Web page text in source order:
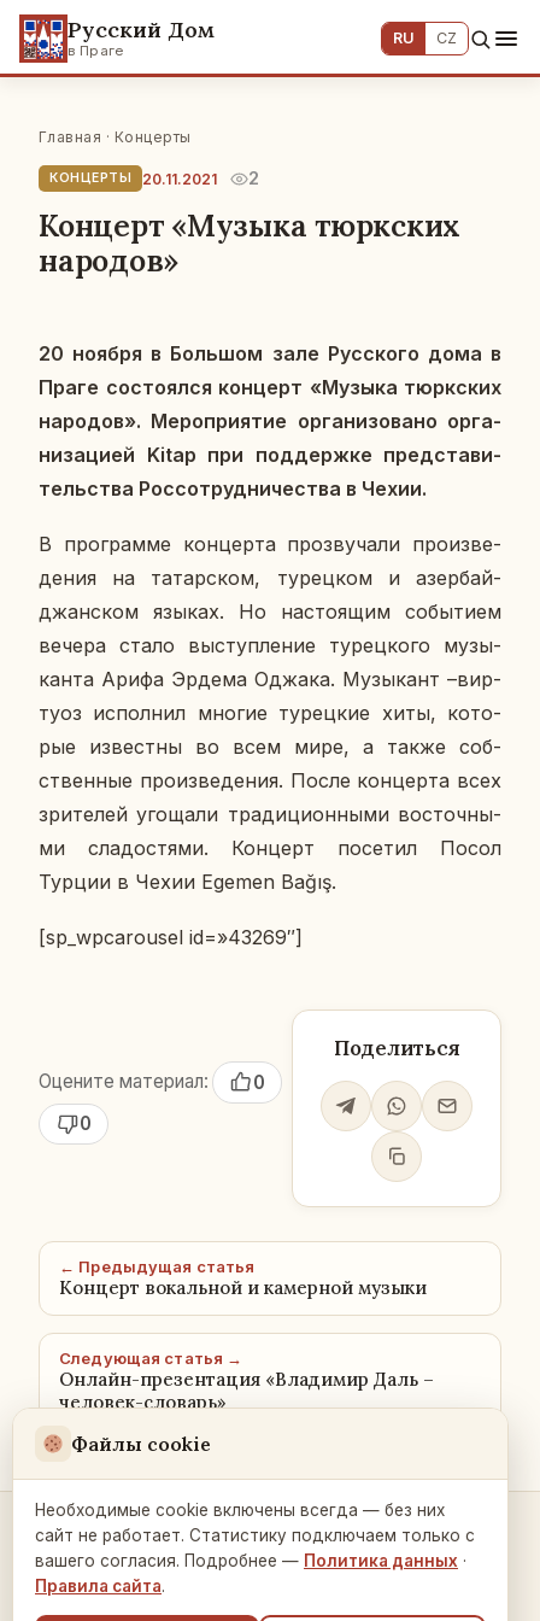
Русский Дом
в Праге
RU CZ
Главная · Концерты
КОНЦЕРТЫ 20.11.2021 2
Концерт «Музыка тюркских
народов»
20 ноября в Боль­шом зале Рус­ско­го дома в
Праге со­сто­ял­ся кон­церт «Музыка тюрк­ских
на­ро­дов». Ме­ро­при­я­тие ор­га­ни­зо­ва­но ор­га­
ни­за­ци­ей Kitap при под­держ­ке пред­ста­ви­
тель­ства Рос­со­труд­ни­че­ства в Чехии.
В про­грам­ме кон­цер­та про­зву­ча­ли про­из­ве­
де­ния на та­тар­ском, ту­рец­ком и азер­бай­
джан­ском языках. Но на­сто­я­щим со­бы­ти­ем
вечера стало вы­ступ­ле­ние ту­рец­ко­го му­зы­
кан­та Арифа Эрдема Оджака. Му­зы­кант –вир­
ту­оз ис­пол­нил многие ту­рец­кие хиты, ко­то­
рые из­вест­ны во всем мире, а также соб­
ствен­ные про­из­ве­де­ния. После кон­цер­та всех
зри­те­лей уго­ща­ли тра­ди­ци­он­ны­ми во­сточ­ны­
ми сла­до­стя­ми. Кон­церт по­се­тил Посол
Турции в Чехии Egemen Bağış.
[sp_wpcarousel id=»43269″]
Оцените материал:
0
0
Поделиться
← Предыдущая статья
Концерт вокальной и камерной музыки
Следующая статья →
Онлайн-презентация «Владимир Даль –
человек-словарь»
Контакты и связь →
Файлы cookie
Необходимые cookie включены всегда — без них
сайт не работает. Статистику подключаем только с
вашего согласия. Подробнее — Политика данных ·
Правила сайта.